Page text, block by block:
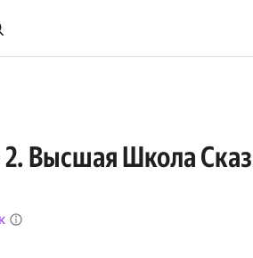
Высшая Школа